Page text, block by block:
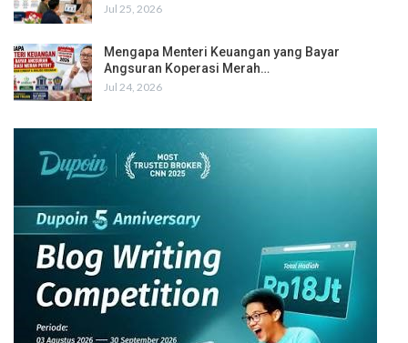
Jul 25, 2026
Mengapa Menteri Keuangan yang Bayar
Angsuran Koperasi Merah…
Jul 24, 2026